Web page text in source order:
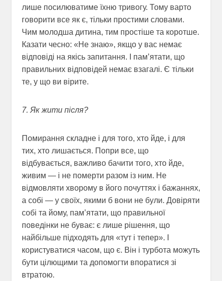
лише посилюватиме їхню тривогу. Тому варто
говорити все як є, тільки простими словами.
Чим молодша дитина, тим простіше та коротше.
Казати чесно: «Не знаю», якщо у вас немає
відповіді на якісь запитання. І пам’ятати, що
правильних відповідей немає взагалі. Є тільки
те, у що ви вірите.
7. Як жити після?
Помирання складне і для того, хто йде, і для
тих, хто лишається. Попри все, що
відбувається, важливо бачити того, хто йде,
живим — і не померти разом із ним. Не
відмовляти хворому в його почуттях і бажаннях,
а собі — у своїх, якими б вони не були. Довіряти
собі та йому, пам’ятати, що правильної
поведінки не буває: є лише рішення, що
найбільше підходять для «тут і тепер». І
користуватися часом, що є. Він і турбота можуть
бути цілющими та допомогти впоратися зі
втратою.